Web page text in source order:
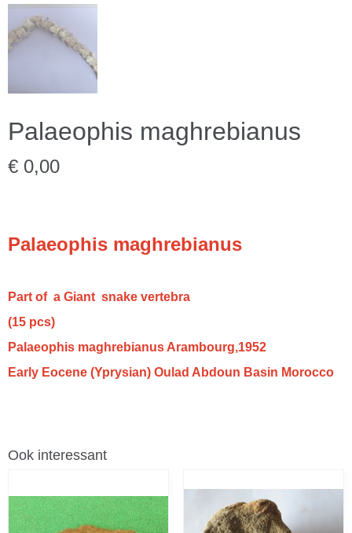
Palaeophis maghrebianus
€ 0,00
Palaeophis maghrebianus
Part of a Giant snake vertebra
(15 pcs)
Palaeophis maghrebianus Arambourg,1952
Early Eocene (Yprysian) Oulad Abdoun Basin Morocco
Ook interessant